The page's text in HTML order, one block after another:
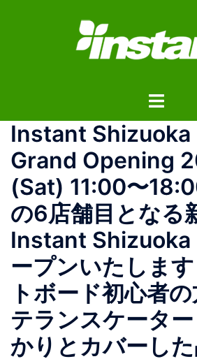
ス
ト
ル
ニ
ュ
ー
Instant Shizuoka
Grand Opening
(Sat) 11:00〜
の6店舗目となる
Instant Shizuoka
ープンいたしま
トボード初心者
テランスケータ
かりとカバーし